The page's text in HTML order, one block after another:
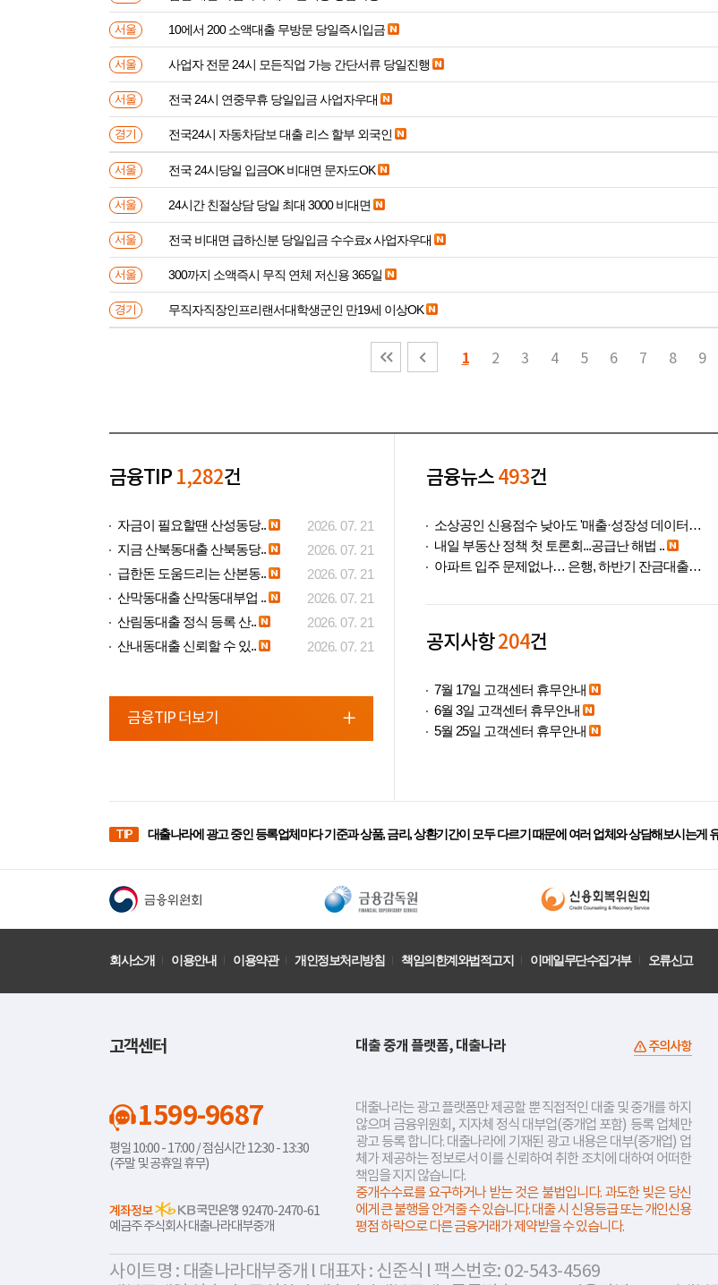
서울 10에서 200 소액대출 무방문 당일즉시입금
서울 사업자 전문 24시 모든직업 가능 간단서류 당일진행
서울 전국 24시 연중무휴 당일입금 사업자우대
경기 전국24시 자동차담보 대출 리스 할부 외국인
서울 전국 24시당일 입금OK 비대면 문자도OK
서울 24시간 친절상담 당일 최대 3000 비대면
서울 전국 비대면 급하신분 당일입금 수수료x 사업자우대
서울 300까지 소액즉시 무직 연체 저신용 365일
경기 무직자직장인프리랜서대학생군인 만19세 이상OK
1 2 3 4 5 6 7 8 9
금융TIP 1,282건
자금이 필요할땐 산성동당..
2026. 07. 21
지금 산북동대출 산북동당..
2026. 07. 21
급한돈 도움드리는 산본동..
2026. 07. 21
산막동대출 산막동대부업 ..
2026. 07. 21
산림동대출 정식 등록 산..
2026. 07. 21
산내동대출 신뢰할 수 있..
2026. 07. 21
금융TIP 더보기
금융뉴스493건
소상공인 신용점수 낮아도 '매출·성장성 데이터..
내일 부동산 정책 첫 토론회...공급난 해법 ..
아파트 입주 문제없나… 은행, 하반기 잔금대출..
공지사항204건
7월 17일 고객센터 휴무안내
6월 3일 고객센터 휴무안내
5월 25일 고객센터 휴무안내
TIP 대출나라에 광고 중인 등록업체마다 기준과 상품, 금리, 상환기간이 모두 다르기 때문에 여러 업체와 상담해보시는게
회사소개 이용안내 이용약관 개인정보처리방침 책임의한계와법적고지 이메일무단수집거부 오류신고
고객센터
1599-9687
평일 10:00 - 17:00 / 점심시간 12:30 - 13:30
(주말 및 공휴일 휴무)
계좌정보
92470-2470-61
예금주 주식회사 대출나라대부중개
대출 중개 플랫폼, 대출나라 주의사항
대출나라는 광고 플랫폼만 제공할 뿐 직접적인 대출 및 중개를 하지
않으며 금융위원회, 지자체 정식 대부업(중개업 포함) 등록 업체만
광고 등록 합니다. 대출나라에 기재된 광고 내용은 대부(중개업) 업
체가 제공하는 정보로서 이를 신뢰하여 취한 조치에 대하여 어떠한
책임을 지지 않습니다.
중개수수료를 요구하거나 받는 것은 불법입니다. 과도한 빚은 당신
에게 큰 불행을 안겨줄 수 있습니다. 대출 시 신용등급 또는 개인신용
평점 하락으로 다른 금융거래가 제약받을 수 있습니다.
사이트명 : 대출나라대부중개 l 대표자 : 신준식 l 팩스번호: 02-543-4569